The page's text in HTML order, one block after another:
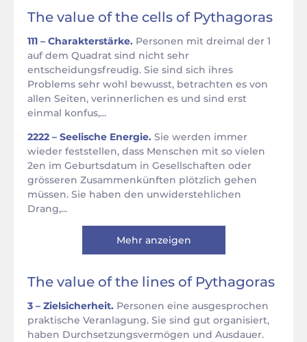
The value of the cells of Pythagoras
111 – Charakterstärke. Personen mit dreimal der 1
auf dem Quadrat sind nicht sehr
entscheidungsfreudig. Sie sind sich ihres
Problems sehr wohl bewusst, betrachten es von
allen Seiten, verinnerlichen es und sind erst
einmal konfus,...
2222 – Seelische Energie. Sie werden immer
wieder feststellen, dass Menschen mit so vielen
2en im Geburtsdatum in Gesellschaften oder
grösseren Zusammenkünften plötzlich gehen
müssen. Sie haben den unwiderstehlichen
Drang,...
Mehr anzeigen
The value of the lines of Pythagoras
3 – Zielsicherheit. Personen eine ausgesprochen
praktische Veranlagung. Sie sind gut organisiert,
haben Durchsetzungsvermögen und Ausdauer.